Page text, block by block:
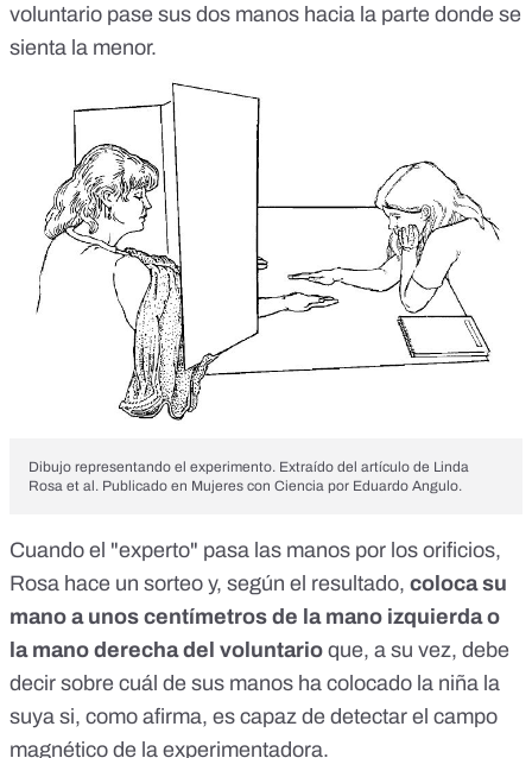
voluntario pase sus dos manos hacia la parte donde se
sienta la menor.
Dibujo representando el experimento. Extraído del artículo de Linda
Rosa et al. Publicado en Mujeres con Ciencia por Eduardo Angulo.
Cuando el "experto" pasa las manos por los orificios,
Rosa hace un sorteo y, según el resultado, coloca su
mano a unos centímetros de la mano izquierda o
la mano derecha del voluntario que, a su vez, debe
decir sobre cuál de sus manos ha colocado la niña la
suya si, como afirma, es capaz de detectar el campo
magnético de la experimentadora.